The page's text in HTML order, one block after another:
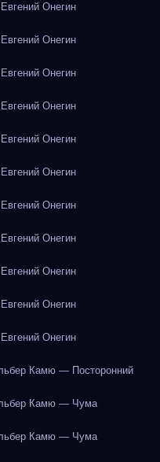
Онегин
Онегин
Онегин
Онегин
Онегин
Онегин
Онегин
Онегин
Онегин
Онегин
Онегин
Камю — Посторонний
Камю — Чума
Камю — Чума